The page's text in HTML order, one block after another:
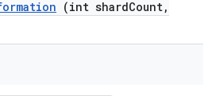
(int shardCount,